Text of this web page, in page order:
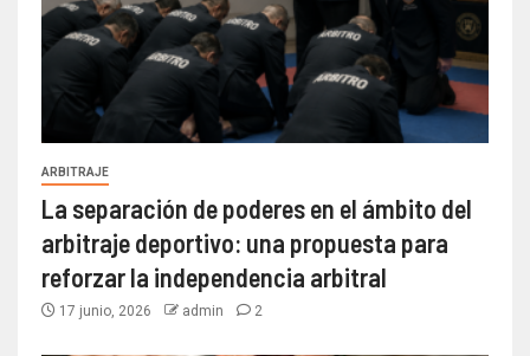
ARBITRAJE
La separación de poderes en el ámbito del
arbitraje deportivo: una propuesta para
reforzar la independencia arbitral
17 junio, 2026 admin 2